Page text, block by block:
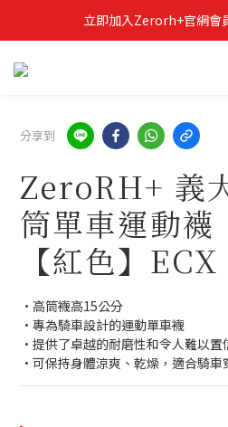
立即加入Zerorh+官網會
立即加入Zerorh+官網會
Zerorh+期間限定優惠全館滿
分享到
ZeroRH+ 義
筒單車運動
【紅色】
•高筒襪高15公分
•專為騎車設計的運動單車襪
•提供了卓越的耐磨性和令人難以置
•可保持身體涼爽、乾燥，適合騎車